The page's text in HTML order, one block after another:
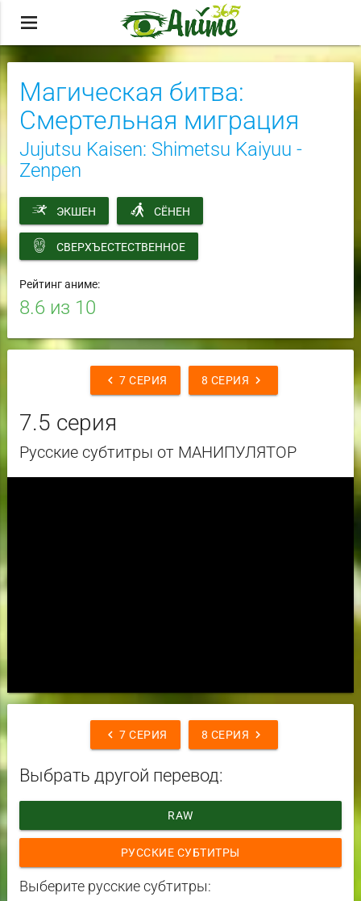
menu
Магическая битва:
Смертельная миграция
Jujutsu Kaisen: Shimetsu Kaiyuu -
Zenpen
ЭКШЕН СЁНЕН
СВЕРХЪЕСТЕСТВЕННОЕ
Рейтинг аниме:
8.6 из 10
chevron_left 7 СЕРИЯ chevron_right
8 СЕРИЯ
7.5 серия
Русские субтитры от МАНИПУЛЯТОР
chevron_left 7 СЕРИЯ chevron_right
8 СЕРИЯ
Выбрать другой перевод:
RAW
РУССКИЕ СУБТИТРЫ
Выберите русские субтитры: